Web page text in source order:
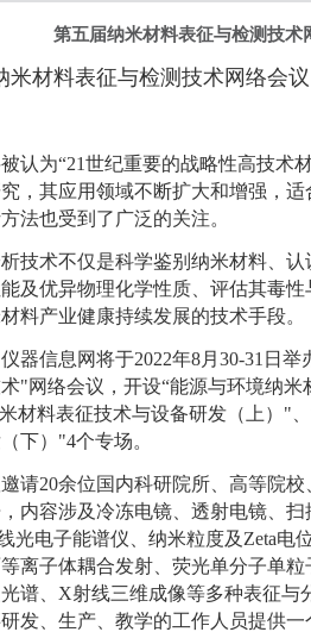
第五届纳米材料表征与检测技术
米材料表征与检测技术网络会议
认为“21世纪重要的战略性高技术
，其应用领域不断扩大和增强，
法也受到了广泛的关注。
技术不仅是科学鉴别纳米材料、
及优异物理化学性质、评估其毒性
料产业健康持续发展的技术手段。
器信息网将于2022年8月30-31日举
"网络会议，开设“能源与环境纳米
材料表征技术与设备研发（上）"
下）"4个专场。
请20余位国内科研院所、高等院
内容涉及冷冻电镜、透射电镜、
光电子能谱仪、纳米粒度及Zeta电
离子体耦合发射、荧光单分子单
谱、X射线三维成像等多种表征与
发、生产、教学的工作人员提供